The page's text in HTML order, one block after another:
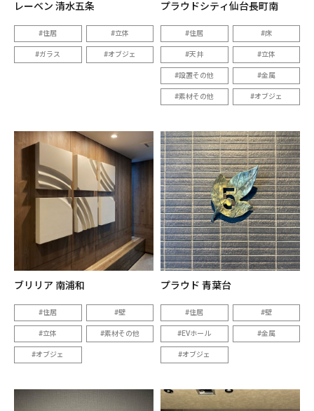
レーベン 清水五条
住居 立体
ガラス オブジェ
プラウドシティ仙台長町南
住居 床
天井 立体
設置その他 金属
素材その他 オブジェ
ブリリア 南浦和
住居 壁
立体 素材その他
オブジェ
プラウド 青葉台
住居 壁
EVホール 金属
オブジェ